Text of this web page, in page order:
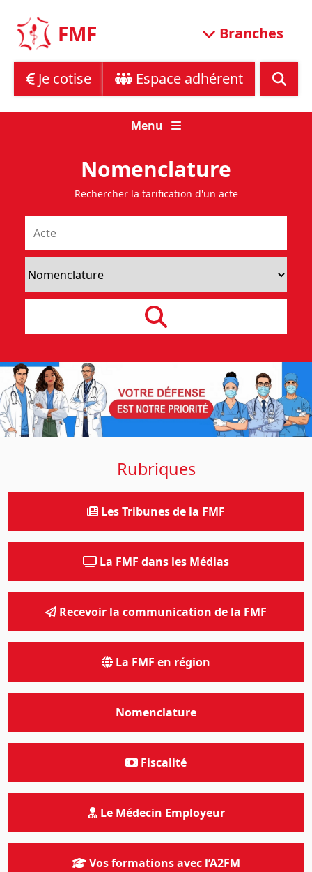
content
FMF Branches
Je cotise Espace adhérent
Menu
Nomenclature
Rechercher la tarification d'un acte
Rubriques
Les Tribunes de la FMF
La FMF dans les Médias
Recevoir la communication de la FMF
La FMF en région
Nomenclature
Fiscalité
Le Médecin Employeur
Vos formations avec l’A2FM